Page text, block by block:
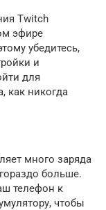
Twitch
эфире
убедитесь,
и
для
как никогда
много заряда
больше.
телефон к
чтобы